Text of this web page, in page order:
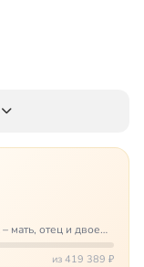
мать, отец и двое
столько проблем
Трое из четверых
из 419 389 ₽